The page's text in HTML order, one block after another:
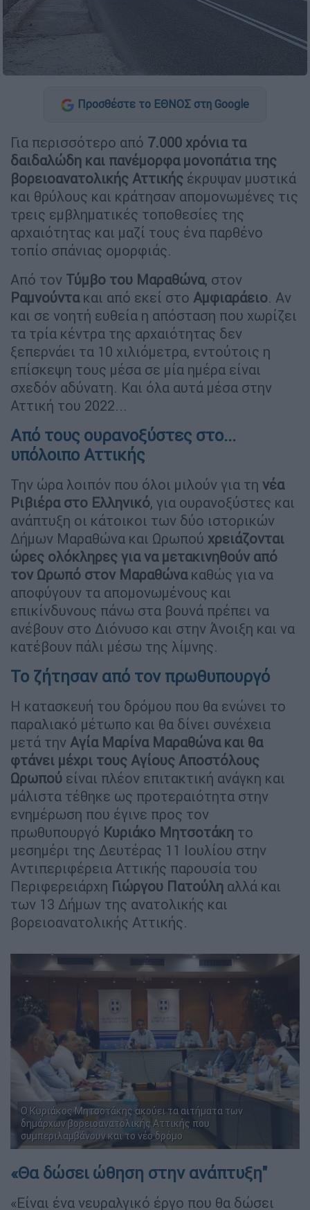
Προσθέστε το ΕΘΝΟΣ στη Google
Για περισσότερο από 7.000 χρόνια τα
δαιδαλώδη και πανέμορφα μονοπάτια της
βορειοανατολικής Αττικής έκρυψαν μυστικά
και θρύλους και κράτησαν απομονωμένες τις
τρεις εμβληματικές τοποθεσίες της
αρχαιότητας και μαζί τους ένα παρθένο
τοπίο σπάνιας ομορφιάς.
Από τον Τύμβο του Μαραθώνα, στον
Ραμνούντακαι από εκεί στο Αμφιαράειο. Αν
και σε νοητή ευθεία η απόσταση που χωρίζει
τα τρία κέντρα της αρχαιότητας δεν
ξεπερνάει τα 10 χιλιόμετρα, εντούτοις η
επίσκεψη τους μέσα σε μία ημέρα είναι
σχεδόν αδύνατη. Και όλα αυτά μέσα στην
Αττική του 2022...
Από τους ουρανοξύστες στο...
υπόλοιπο Αττικής
Την ώρα λοιπόν που όλοι μιλούν για τη νέα
Ριβιέρα στο Ελληνικό, για ουρανοξύστες και
ανάπτυξη οι κάτοικοι των δύο ιστορικών
Δήμων Μαραθώνα και Ωρωπού χρειάζονται
ώρες ολόκληρες για να μετακινηθούν από
τον Ωρωπό στον Μαραθώνα καθώς για να
αποφύγουν τα απομονωμένους και
επικίνδυνους πάνω στα βουνά πρέπει να
ανέβουν στο Διόνυσο και στην Άνοιξη και να
κατέβουν πάλι μέσω της λίμνης.
Το ζήτησαν από τον πρωθυπουργό
Η κατασκευή του δρόμου που θα ενώνει το
παραλιακό μέτωπο και θα δίνει συνέχεια
μετά την Αγία Μαρίνα Μαραθώνα και θα
φτάνει μέχρι τους Αγίους Αποστόλους
Ωρωπού είναι πλέον επιτακτική ανάγκη και
μάλιστα τέθηκε ως προτεραιότητα στην
ενημέρωση που έγινε προς τον
πρωθυπουργό Κυριάκο Μητσοτάκη το
μεσημέρι της Δευτέρας 11 Ιουλίου στην
Αντιπεριφέρεια Αττικής παρουσία του
Περιφερειάρχη Γιώργου Πατούλη αλλά και
των 13 Δήμων της ανατολικής και
βορειοανατολικής Αττικής.
Ο Κυριάκος Μητσοτάκης ακούει τα αιτήματα των
δημάρχων βορειοανατολικής Αττικής που
συμπεριλαμβάνουν και το νέο δρόμο
«Θα δώσει ώθηση στην ανάπτυξη"
«Είναι ένα νευραλγικό έργο που θα δώσει